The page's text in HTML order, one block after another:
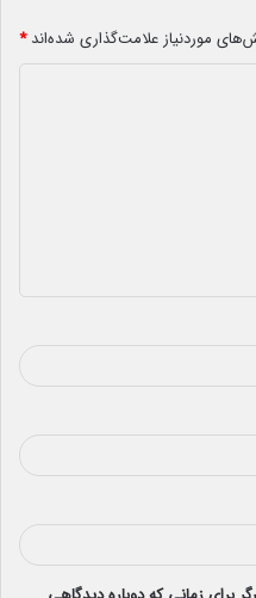
موردنیاز علامت‌گذاری شده‌اند*